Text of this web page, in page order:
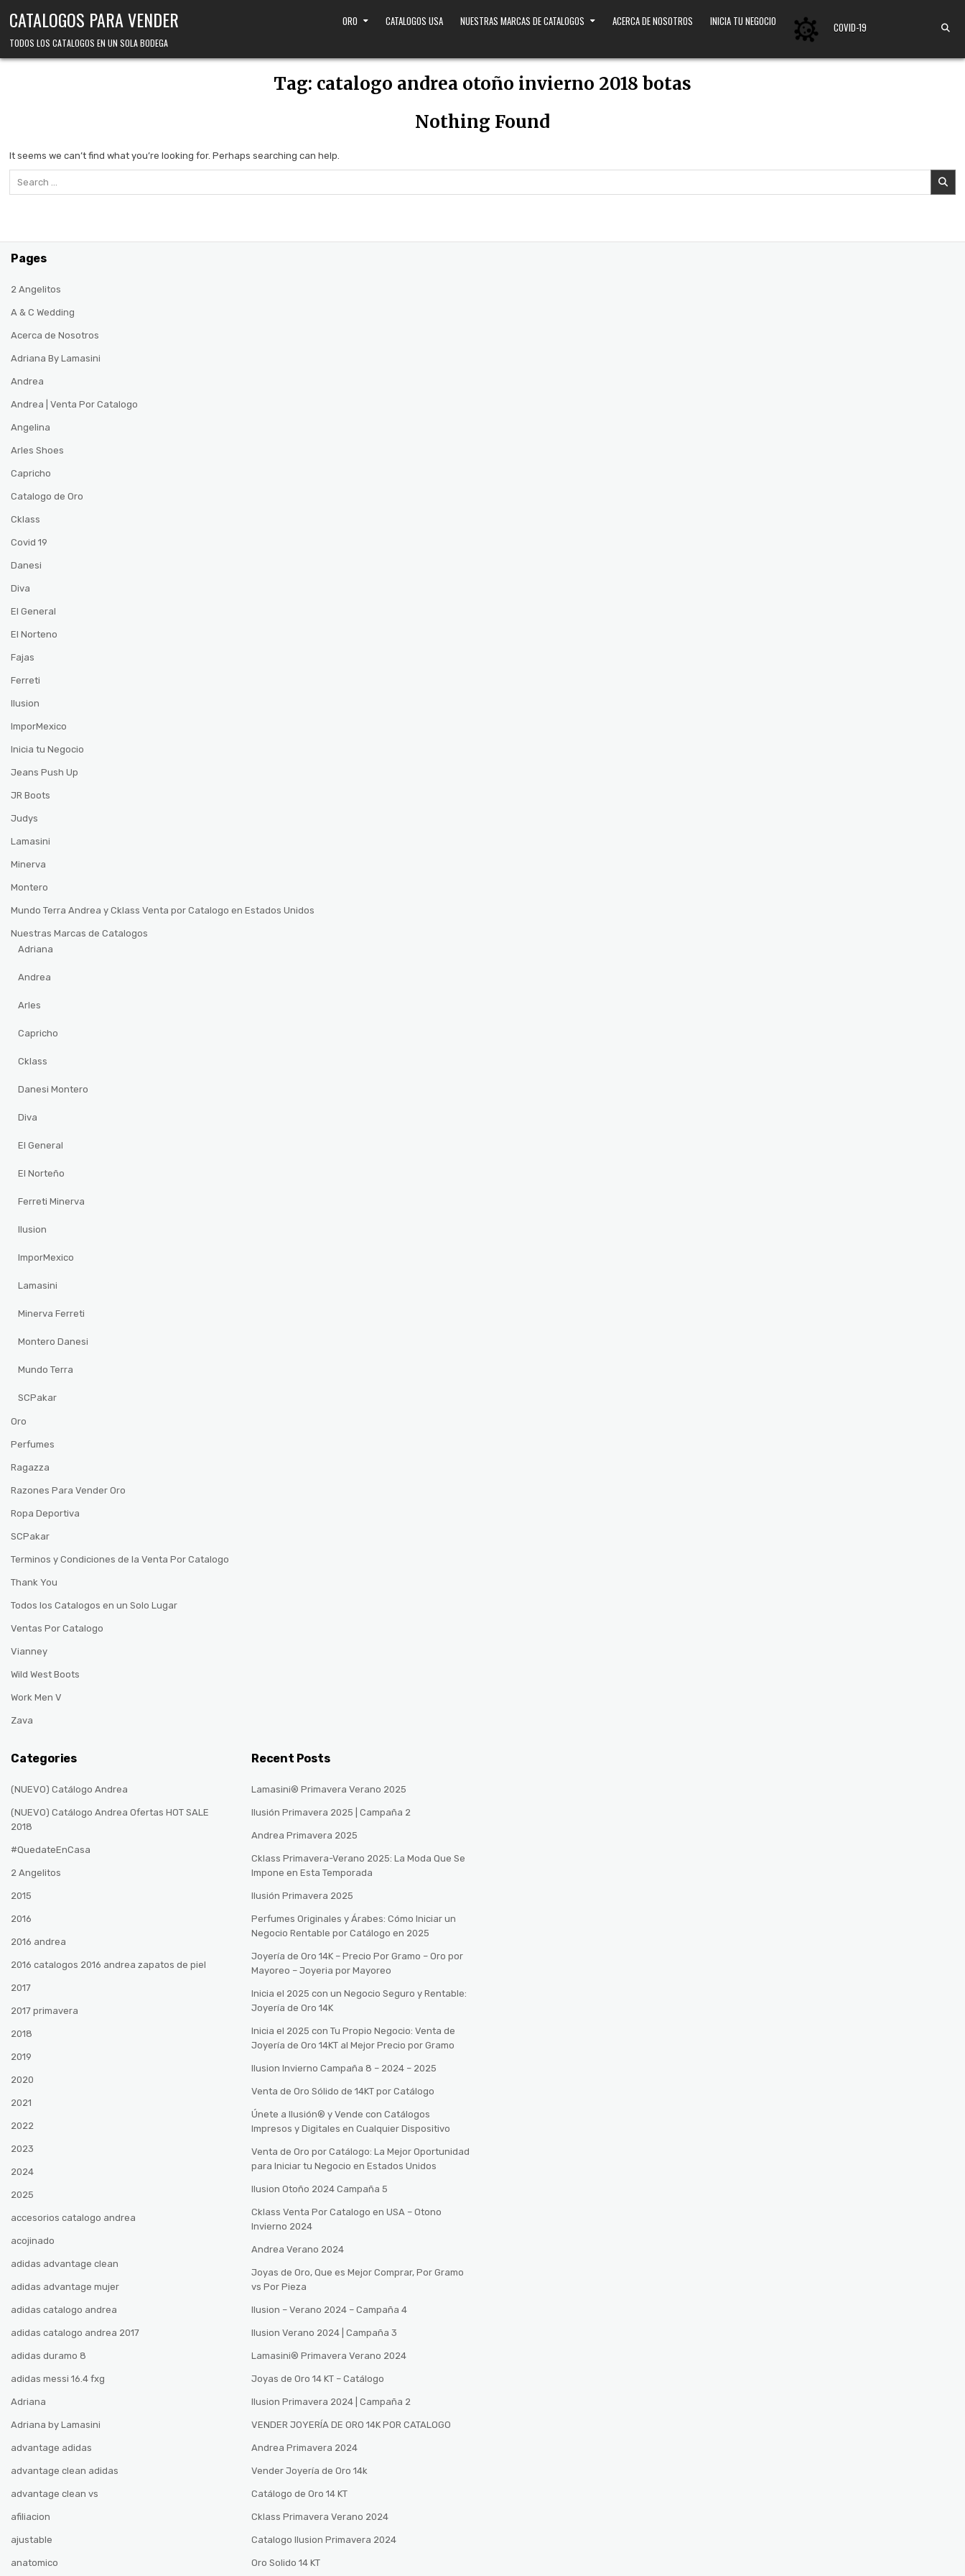
CATALOGOS PARA VENDER
TODOS LOS CATALOGOS EN UN SOLA BODEGA
ORO CATALOGOS USA NUESTRAS MARCAS DE CATALOGOS ACERCA DE NOSOTROS INICIA TU NEGOCIO COVID-19
Tag: catalogo andrea otoño invierno 2018 botas
Nothing Found
It seems we can’t find what you’re looking for. Perhaps searching can help.
Pages
2 Angelitos
A & C Wedding
Acerca de Nosotros
Adriana By Lamasini
Andrea
Andrea | Venta Por Catalogo
Angelina
Arles Shoes
Capricho
Catalogo de Oro
Cklass
Covid 19
Danesi
Diva
El General
El Norteno
Fajas
Ferreti
Ilusion
ImporMexico
Inicia tu Negocio
Jeans Push Up
JR Boots
Judys
Lamasini
Minerva
Montero
Mundo Terra Andrea y Cklass Venta por Catalogo en Estados Unidos
Nuestras Marcas de Catalogos
Adriana
Andrea
Arles
Capricho
Cklass
Danesi Montero
Diva
El General
El Norteño
Ferreti Minerva
Ilusion
ImporMexico
Lamasini
Minerva Ferreti
Montero Danesi
Mundo Terra
SCPakar
Oro
Perfumes
Ragazza
Razones Para Vender Oro
Ropa Deportiva
SCPakar
Terminos y Condiciones de la Venta Por Catalogo
Thank You
Todos los Catalogos en un Solo Lugar
Ventas Por Catalogo
Vianney
Wild West Boots
Work Men V
Zava
Categories
(NUEVO) Catálogo Andrea
(NUEVO) Catálogo Andrea Ofertas HOT SALE
2018
#QuedateEnCasa
2 Angelitos
2015
2016
2016 andrea
2016 catalogos 2016 andrea zapatos de piel
2017
2017 primavera
2018
2019
2020
2021
2022
2023
2024
2025
accesorios catalogo andrea
acojinado
adidas advantage clean
adidas advantage mujer
adidas catalogo andrea
adidas catalogo andrea 2017
adidas duramo 8
adidas messi 16.4 fxg
Adriana
Adriana by Lamasini
advantage adidas
advantage clean adidas
advantage clean vs
afiliacion
ajustable
anatomico
Recent Posts
Lamasini® Primavera Verano 2025
Ilusión Primavera 2025 | Campaña 2
Andrea Primavera 2025
Cklass Primavera-Verano 2025: La Moda Que Se
Impone en Esta Temporada
Ilusión Primavera 2025
Perfumes Originales y Árabes: Cómo Iniciar un
Negocio Rentable por Catálogo en 2025
Joyería de Oro 14K – Precio Por Gramo – Oro por
Mayoreo – Joyeria por Mayoreo
Inicia el 2025 con un Negocio Seguro y Rentable:
Joyería de Oro 14K
Inicia el 2025 con Tu Propio Negocio: Venta de
Joyería de Oro 14KT al Mejor Precio por Gramo
Ilusion Invierno Campaña 8 – 2024 – 2025
Venta de Oro Sólido de 14KT por Catálogo
Únete a Ilusión® y Vende con Catálogos
Impresos y Digitales en Cualquier Dispositivo
Venta de Oro por Catálogo: La Mejor Oportunidad
para Iniciar tu Negocio en Estados Unidos
Ilusion Otoño 2024 Campaña 5
Cklass Venta Por Catalogo en USA – Otono
Invierno 2024
Andrea Verano 2024
Joyas de Oro, Que es Mejor Comprar, Por Gramo
vs Por Pieza
Ilusion – Verano 2024 – Campaña 4
Ilusion Verano 2024 | Campaña 3
Lamasini®️ Primavera Verano 2024
Joyas de Oro 14 KT – Catálogo
Ilusion Primavera 2024 | Campaña 2
VENDER JOYERÍA DE ORO 14K POR CATALOGO
Andrea Primavera 2024
Vender Joyería de Oro 14k
Catálogo de Oro 14 KT
Cklass Primavera Verano 2024
Catalogo Ilusion Primavera 2024
Oro Solido 14 KT